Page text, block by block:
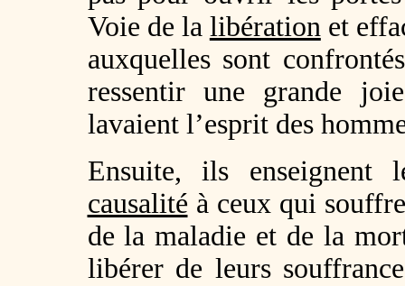
Voie de la libérationet
auxquelles sont
ressentir une grande
lavaient l’esprit des
Ensuite, ils enseignent
causalité à ceux qui
de la maladie et de la
libérer de leurs